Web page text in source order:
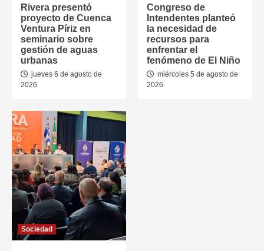
Rivera presentó
proyecto de Cuenca
Ventura Píriz en
seminario sobre
gestión de aguas
urbanas
jueves 6 de agosto de
2026
Congreso de
Intendentes planteó
la necesidad de
recursos para
enfrentar el
fenómeno de El Niño
miércoles 5 de agosto de
2026
Sociedad